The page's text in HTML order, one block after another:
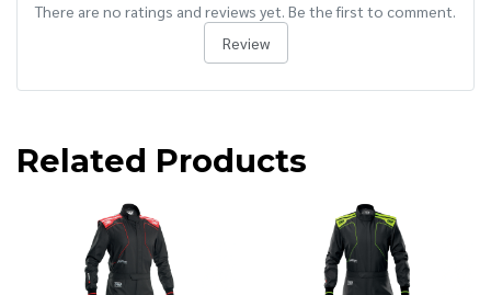
There are no ratings and reviews yet. Be the first to comment.
Review
Related Products